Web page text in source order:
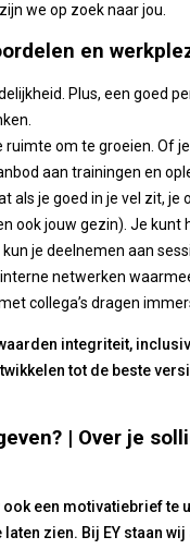
we op zoek naar jou.
en
Plus, een goed
om te groeien. Of
aan trainingen en
als je goed in je vel zit,
ook jouw gezin). Je kunt
je deelnemen aan
netwerken
collega’s dragen
integriteit,
tot de beste
| Over je
een motivatiebrief
zien. Bij EY staan